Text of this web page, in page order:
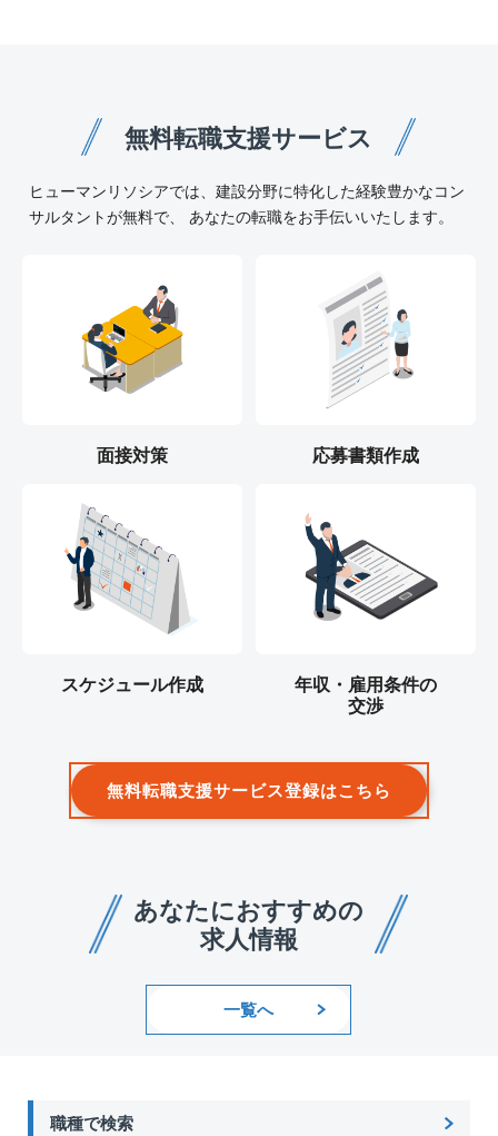
無料転職支援サービス
ヒューマンリソシアでは、建設分野に特化した経験豊かなコン
サルタントが無料で、 あなたの転職をお手伝いいたします。
面接対策 応募書類作成
スケジュール作成
年収・雇用条件の
交渉
無料転職支援サービス登録はこちら
あなたにおすすめの
求人情報
一覧へ
職種で検索